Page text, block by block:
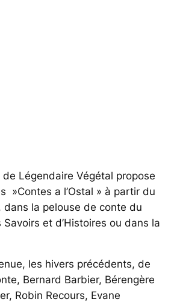
de Légendaire Végétal propose
»Contes a l’Ostal » à partir du
dans la pelouse de conte du
et d’Histoires ou dans la
les hivers précédents, de
Bernard Barbier, Bérengère
Robin Recours, Evane